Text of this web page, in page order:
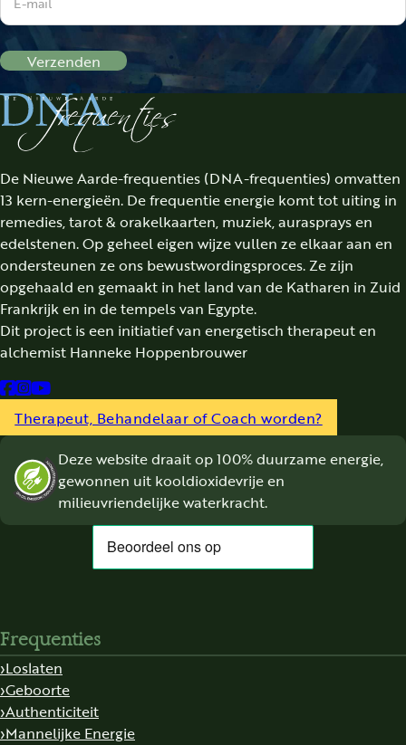
Verzenden
De Nieuwe Aarde-frequenties (DNA-frequenties) omvatten
13 kern-energieën. De frequentie energie komt tot uiting in
remedies, tarot & orakelkaarten, muziek, aurasprays en
edelstenen. Op geheel eigen wijze vullen ze elkaar aan en
ondersteunen ze ons bewustwordingsproces. Ze zijn
opgehaald en gemaakt in het land van de Katharen in Zuid
Frankrijk en in de tempels van Egypte.
Dit project is een initiatief van energetisch therapeut en
alchemist Hanneke Hoppenbrouwer
Follow us on Facebook
Follow us on Instagram
Follow us on YouTube
Therapeut, Behandelaar of Coach worden?
Deze website draait op 100% duurzame energie,
gewonnen uit kooldioxidevrije en
milieuvriendelijke waterkracht.
Frequenties
Loslaten
Geboorte
Authenticiteit
Mannelijke Energie